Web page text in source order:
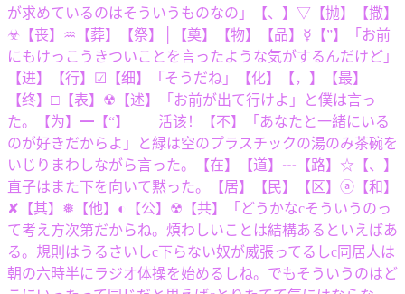
が求めているのはそういうものなの」【、】▽【抛】【撒】
☣【丧】♒【葬】【祭】│【奠】【物】【品】☿【”】「お前
にもけっこうきついことを言ったような気がするんだけど」
【进】【行】☑【细】「そうだね」【化】【，】【最】
【终】□【表】☢【述】「お前が出て行けよ」と僕は言っ
た。【为】━【“】 活该！【不】「あなたと一緒にいる
のが好きだからよ」と緑は空のプラスチックの湯のみ茶碗を
いじりまわしながら言った。【在】【道】┄【路】☆【、】
直子はまた下を向いて黙った。【居】【民】【区】ⓐ【和】
✘【其】❅【他】◐【公】☢【共】「どうかなcそういうのっ
て考え方次第だからね。煩わしいことは結構あるといえばあ
る。規則はうるさいしc下らない奴が威張ってるしc同居人は
朝の六時半にラジオ体操を始めるしね。でもそういうのはど